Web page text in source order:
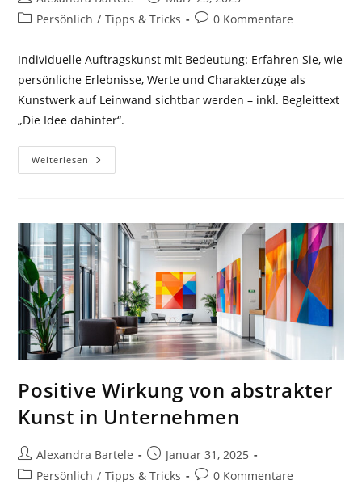
Autor:
veröffentlicht:
Beitrags-
Persönlich / Tipps & Tricks
Beitrags-
0 Kommentare
Individuelle Auftragskunst mit Bedeutung: Erfahren Sie, wie
persönliche Erlebnisse, Werte und Charakterzüge als
Kunstwerk auf Leinwand sichtbar werden – inkl. Begleittext
„Die Idee dahinter“.
Weiterlesen Ihr
Bild.
Positive Wirkung von abstrakter
Kunst in Unternehmen
Beitrags-
Autor:
Alexandra Bartele
Beitrag
veröffentlicht:
Januar 31, 2025
Beitrags-
Persönlich / Tipps & Tricks
Beitrags-
0 Kommentare